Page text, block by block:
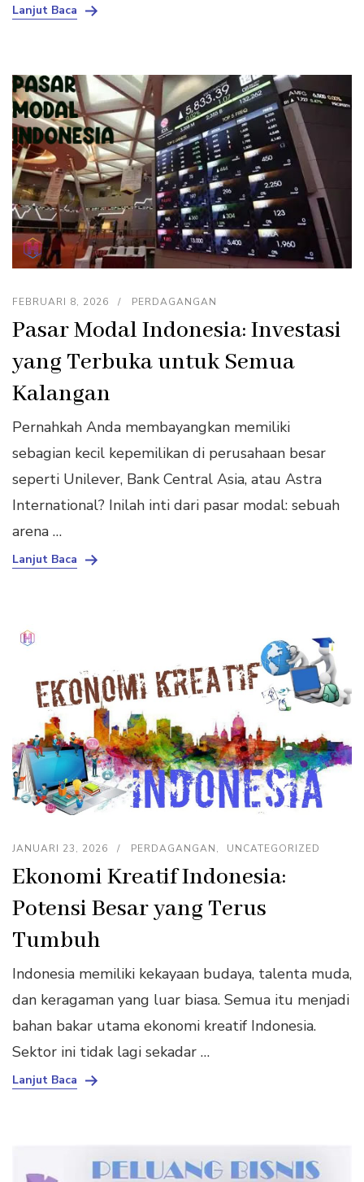
Lanjut Baca
FEBRUARI 8, 2026 PERDAGANGAN
Pasar Modal Indonesia: Investasi
yang Terbuka untuk Semua
Kalangan
Pernahkah Anda membayangkan memiliki
sebagian kecil kepemilikan di perusahaan besar
seperti Unilever, Bank Central Asia, atau Astra
International? Inilah inti dari pasar modal: sebuah
arena …
Lanjut Baca
JANUARI 23, 2026 PERDAGANGAN UNCATEGORIZED
Ekonomi Kreatif Indonesia:
Potensi Besar yang Terus
Tumbuh
Indonesia memiliki kekayaan budaya, talenta muda,
dan keragaman yang luar biasa. Semua itu menjadi
bahan bakar utama ekonomi kreatif Indonesia.
Sektor ini tidak lagi sekadar …
Lanjut Baca